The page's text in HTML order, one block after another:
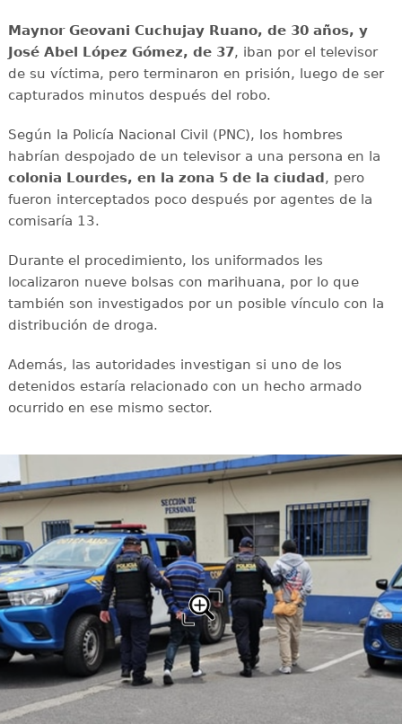
Maynor Geovani Cuchujay Ruano, de 30 años, y
José Abel López Gómez, de 37, iban por el televisor
de su víctima, pero terminaron en prisión, luego de ser
capturados minutos después del robo.
Según la Policía Nacional Civil (PNC), los hombres
habrían despojado de un televisor a una persona en la
colonia Lourdes, en la zona 5 de la ciudad , pero
fueron interceptados poco después por agentes de la
comisaría 13.
Durante el procedimiento, los uniformados les
localizaron nueve bolsas con marihuana, por lo que
también son investigados por un posible vínculo con la
distribución de droga.
Además, las autoridades investigan si uno de los
detenidos estaría relacionado con un hecho armado
ocurrido en ese mismo sector.